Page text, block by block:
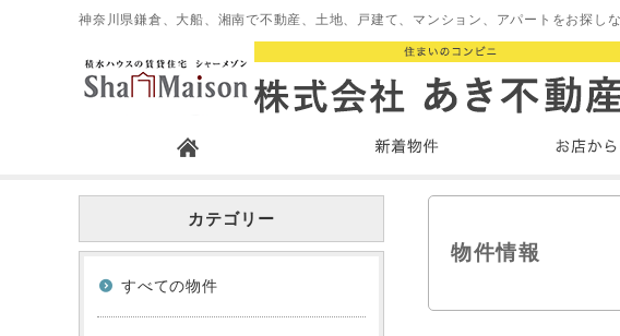
神奈川県鎌倉、大船、湘南で不動産、土地、戸建て、マンション、アパートをお探
物件情報
カテゴリー
すべての物件